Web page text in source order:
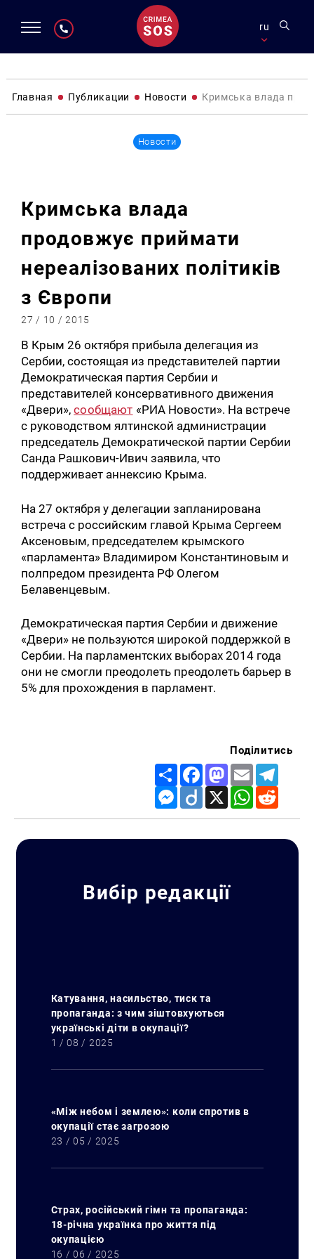
ru
Главная Публикации Новости Кримська влада
Новости
Кримська влада
продовжує приймати
нереалізованих політиків
з Європи
27 / 10 / 2015
В Крым 26 октября прибыла делегация из
Сербии, состоящая из представителей партии
Демократическая партия Сербии и
представителей консервативного движения
«Двери»,сообщают «РИА Новости». На встрече
с руководством ялтинской администрации
председатель Демократической партии Сербии
Санда Рашкович-Ивич заявила, что
поддерживает аннексию Крыма.
На 27 октября у делегации запланирована
встреча с российским главой Крыма Сергеем
Аксеновым, председателем крымского
«парламента» Владимиром Константиновым и
полпредом президента РФ Олегом
Белавенцевым.
Демократическая партия Сербии и движение
«Двери» не пользуются широкой поддержкой в
Сербии. На парламентских выборах 2014 года
они не смогли преодолеть преодолеть барьер в
5% для прохождения в парламент.
Поділитись
Share FacebookMastodon
Email
Messenger
Diigo X WhatsApp
Вибір редакції
Катування, насильство, тиск та
пропаганда: з чим зіштовхуються
українські діти в окупації?
1 / 08 / 2025
«Між небом і землею»: коли спротив в
окупації стає загрозою
23 / 05 / 2025
Страх, російський гімн та пропаганда:
18-річна українка про життя під
окупацією
16 / 06 / 2025